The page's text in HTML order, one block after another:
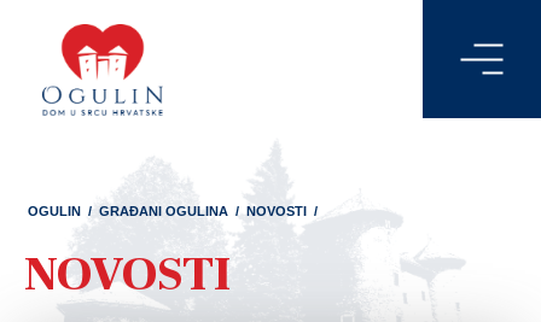
OGULIN / GRAĐANI OGULINA / NOVOSTI /
NOVOSTI